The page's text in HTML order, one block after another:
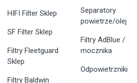
HIFI Filter Sklep
SF Filter Sklep
Filtry Fleetguard
Sklep
Filtry Baldwin
Separatory
powietrze/olej
Filtry AdBlue /
mocznika
Odpowietrzniki